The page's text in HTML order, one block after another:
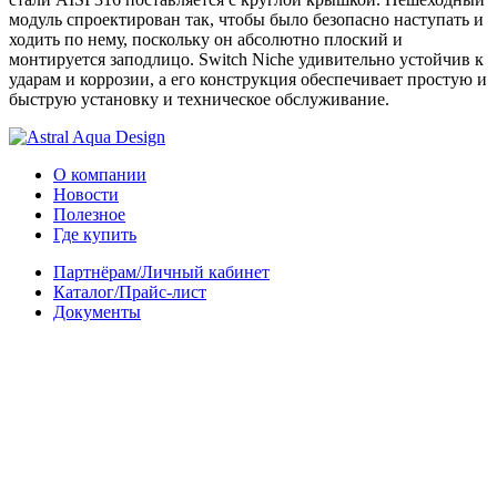
модуль спроектирован так, чтобы было безопасно наступать и
ходить по нему, поскольку он абсолютно плоский и
монтируется заподлицо. Switch Niche удивительно устойчив к
ударам и коррозии, а его конструкция обеспечивает простую и
быструю установку и техническое обслуживание.
О компании
Новости
Полезное
Где купить
Партнёрам/Личный кабинет
Каталог/Прайс-лист
Документы